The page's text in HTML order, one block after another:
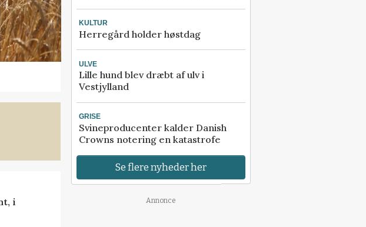
i
KULTUR
Herregård holder høstdag
ULVE
Lille hund blev dræbt af ulv i
Vestjylland
GRISE
Svineproducenter kalder Danish
Crowns notering en katastrofe
Se flere nyheder her
Annonce